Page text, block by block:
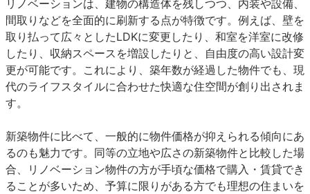
リノベーションは、建物の構造体を残しつつ、内装や設備、
間取りなどを全面的に刷新する点が特徴です。例えば、壁を
取り払って広々としたLDKに変更したり、和室を洋室に改修
したり、収納スペースを増設したりと、自由度の高い設計変
更が可能です。これにより、築年数が経過した物件でも、現
代のライフスタイルに合わせた快適な住空間が創り出されま
す。
新築物件に比べて、一般的に物件価格が抑えられる傾向にあ
るのも魅力です。同等の立地や広さの新築物件と比較した場
合、リノベーション物件の方が手頃な価格で購入・賃貸でき
ることが多いため、予算に限りがある方でも理想の住まいを